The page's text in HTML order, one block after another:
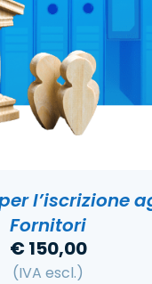
delle Stazioni Appaltanti
fonti regionali, nazionali
sulle gare
di mercato
l’iscrizione
Fornitori
€150,00
(IVA escl.)